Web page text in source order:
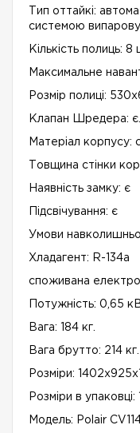
Тип оттайкі:
системою
Кількість полиць: 8
Максимальне
Розмір полиці:
Клапан Шредера: є.
Матеріал корпусу:
Товщина стінки
Наявність замку: є
Підсвічування: є
Умови
Хладагент: R-134a
споживана
Потужність: 0,65
Вага: 184 кг.
Вага брутто: 214 кг.
Розміри:
Розміри в
Модель: Polair